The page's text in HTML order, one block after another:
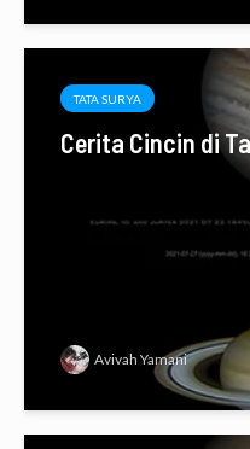
TATA SURYA
Cerita Cincin di
Avivah Yamani